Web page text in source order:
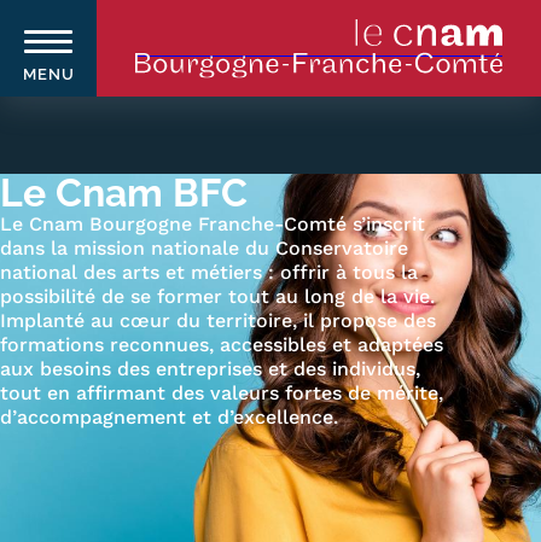
contenu
principal
MENU
Navigation
principale
Qui sommes-nous ?
Le Cnam
Le Cnam en Bourgogne
Franche-Comté
Nos équipes Cnam BFC
Où sommes-nous ?
Le Cnam BFC
Le Cnam Bourgogne Franche-Comté s’inscrit
dans la mission nationale du Conservatoire
national des arts et métiers : offrir à tous la
possibilité de se former tout au long de la vie.
Implanté au cœur du territoire, il propose des
formations reconnues, accessibles et adaptées
aux besoins des entreprises et des individus,
tout en affirmant des valeurs fortes de mérite,
d’accompagnement et d’excellence.